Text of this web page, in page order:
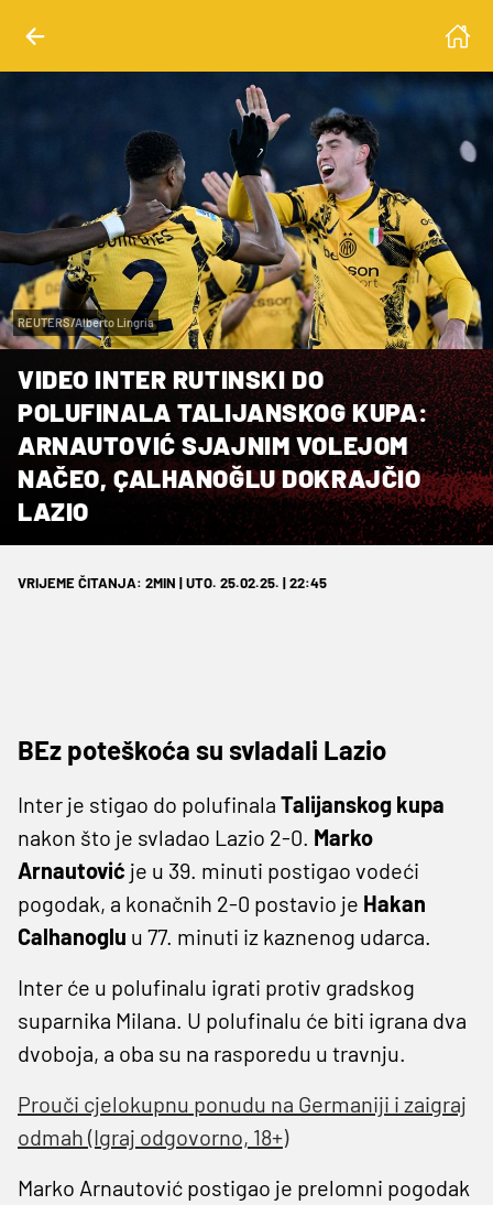
REUTERS/Alberto Lingria
VIDEO INTER RUTINSKI DO
POLUFINALA TALIJANSKOG KUPA:
ARNAUTOVIĆ SJAJNIM VOLEJOM
NAČEO, ÇALHANOĞLU DOKRAJČIO
LAZIO
VRIJEME ČITANJA: 2MIN | UTO. 25.02.25. | 22:45
BEz poteškoća su svladali Lazio
Inter je stigao do polufinala Talijanskog kupa
nakon što je svladao Lazio 2-0. Marko
Arnautović je u 39. minuti postigao vodeći
pogodak, a konačnih 2-0 postavio je Hakan
Calhanoglu u 77. minuti iz kaznenog udarca.
Inter će u polufinalu igrati protiv gradskog
suparnika Milana. U polufinalu će biti igrana dva
dvoboja, a oba su na rasporedu u travnju.
Prouči cjelokupnu ponudu na Germaniji i zaigraj
odmah (Igraj odgovorno, 18+)
Marko Arnautović postigao je prelomni pogodak